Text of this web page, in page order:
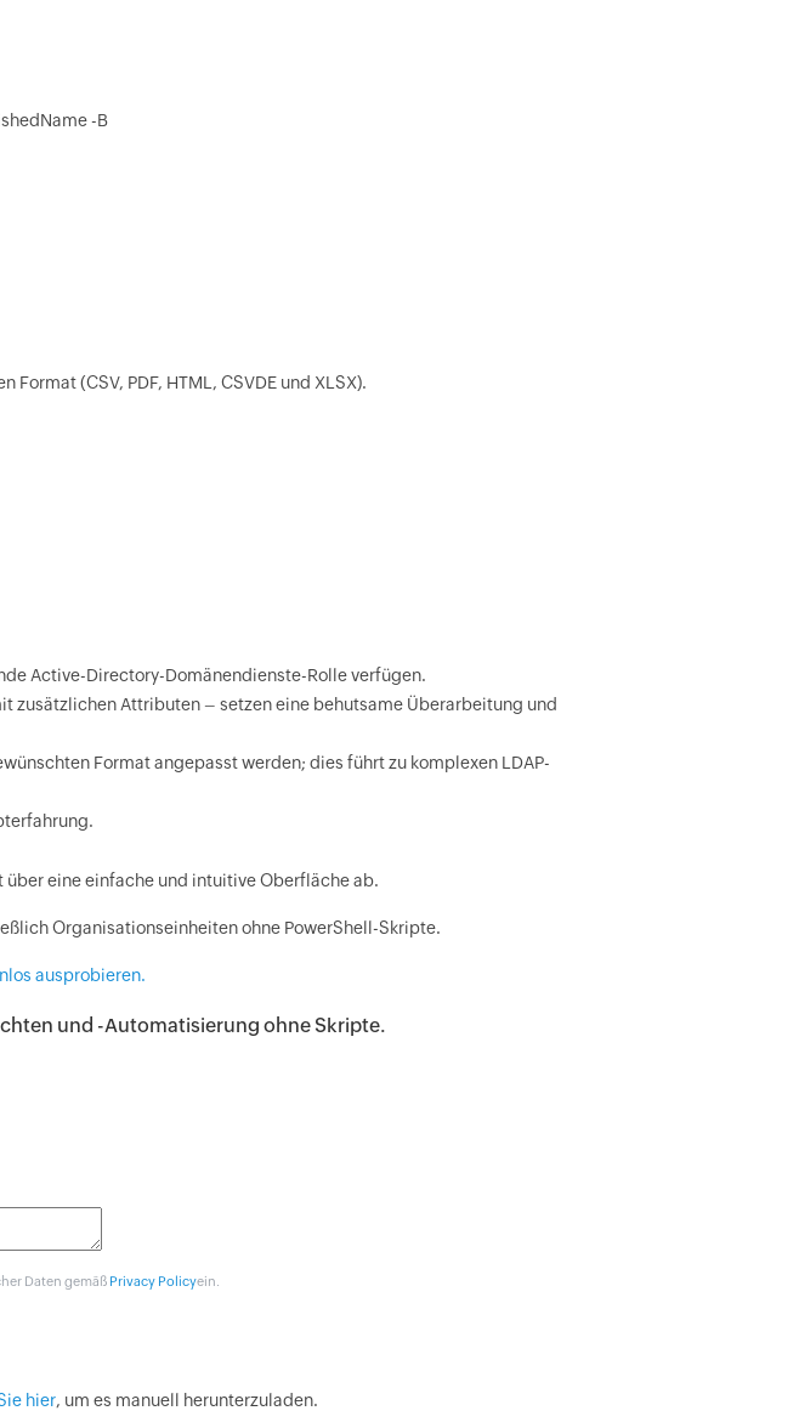
-B
(CSV, PDF, HTML, CSVDE und XLSX).
Active-Directory-Domänendienste-Rolle verfügen.
zusätzlichen Attributen – setzen eine behutsame Überarbeitung und
Format angepasst werden; dies führt zu komplexen LDAP-
eine einfache und intuitive Oberfläche ab.
Organisationseinheiten ohne PowerShell-Skripte.
ausprobieren.
und -Automatisierung ohne Skripte.
Daten gemäß Privacy Policyein.
hier, um es manuell herunterzuladen.